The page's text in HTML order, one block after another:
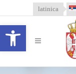
Open toolbar
latinica